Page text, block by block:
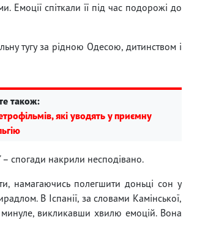
Емоції спіткали її під час подорожі до
тугу за рідною Одесою, дитинством і
також:
які уводять у приємну
– спогади накрили несподівано.
намагаючись полегшити доньці сон у
В Іспанії, за словами Камінської,
викликавши хвилю емоцій. Вона